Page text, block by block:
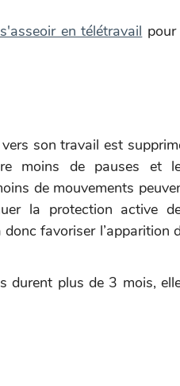
en télétravail
son travail est
moins de pauses et
de mouvements
la protection active
favoriser l’apparition
durent plus de 3 mois,